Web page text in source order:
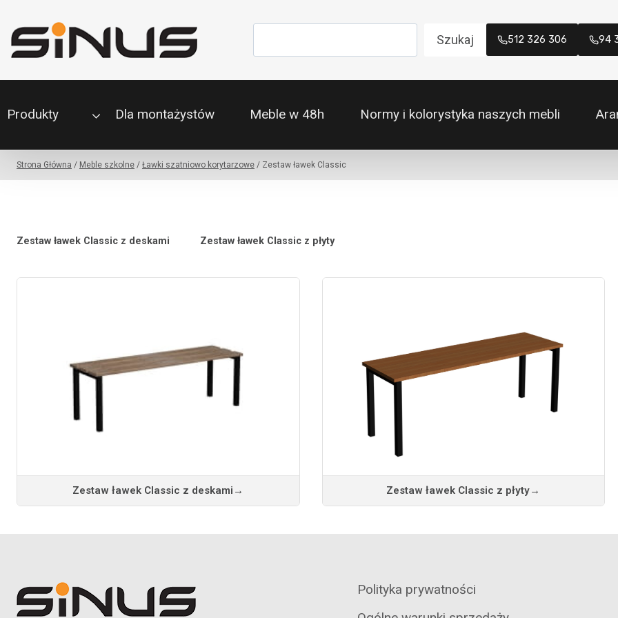
do
treści
Szukaj 512 326 306 94
Produkty Dla montażystów Meble w 48h Normy i kolorystyka naszych mebli
Strona Główna / Meble szkolne / Ławki szatniowo korytarzowe / Zestaw ławek Classic
Zestaw ławek Classic z deskami Zestaw ławek Classic z płyty
Zestaw ławek Classic z deskami → Zestaw ławek Classic z płyty→
Polityka prywatności